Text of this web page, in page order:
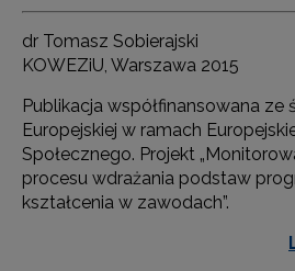
dr Tomasz Sobierajski
KOWEZiU, Warszawa 2015
Publikacja współfinansowana ze
Europejskiej w ramach
Społecznego. Projekt
procesu wdrażania podstaw
kształcenia w zawodach”.